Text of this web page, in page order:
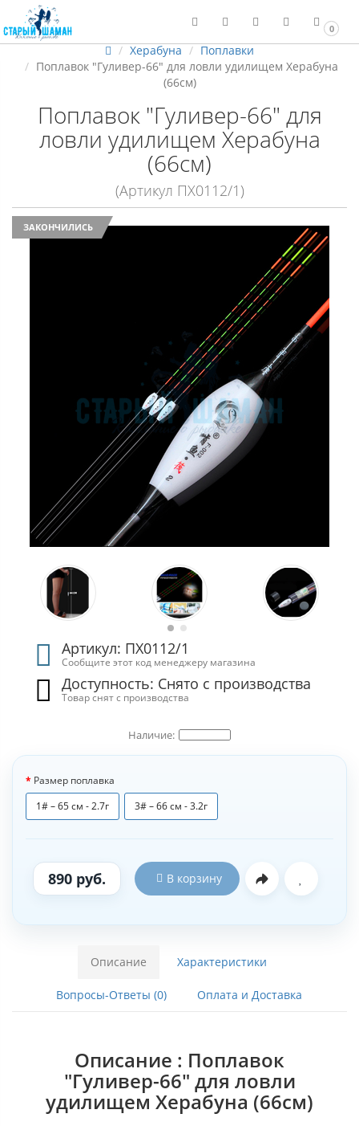
0
Херабуна
Поплавки
Поплавок "Гуливер-66" для ловли удилищем Херабуна
(66см)
Поплавок "Гуливер-66" для
ловли удилищем Херабуна
(66см)
(Артикул ПХ0112/1)
ЗАКОНЧИЛИСЬ
Артикул: ПХ0112/1
Сообщите этот код менеджеру магазина
Доступность: Cнято с производства
Товар снят с производства
Размер поплавка
1# – 65 см - 2.7г
3# – 66 см - 3.2г
890 руб. В корзину
Описание Характеристики
Вопросы-Ответы (0) Оплата и Доставка
Описание : Поплавок
"Гуливер-66" для ловли
удилищем Херабуна (66см)